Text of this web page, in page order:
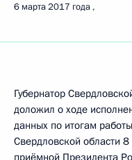
6 марта 2017 года
Губернатор
доложил о ходе
данных по итогам
Свердловской области
приёмной Президента